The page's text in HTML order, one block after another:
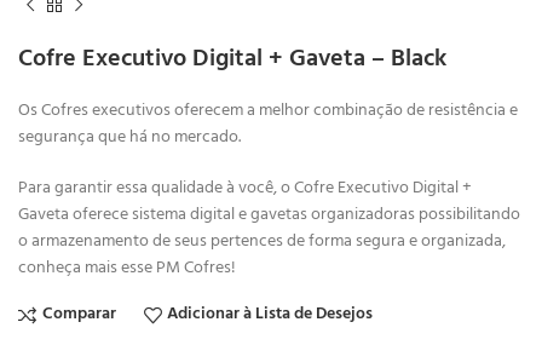
Cofre Executivo Digital + Gaveta – Black
Os Cofres executivos oferecem a melhor combinação de resistência e
segurança que há no mercado.
Para garantir essa qualidade à você, o Cofre Executivo Digital +
Gaveta oferece sistema digital e gavetas organizadoras possibilitando
o armazenamento de seus pertences de forma segura e organizada,
conheça mais esse PM Cofres!
Comparar
Adicionar à Lista de Desejos